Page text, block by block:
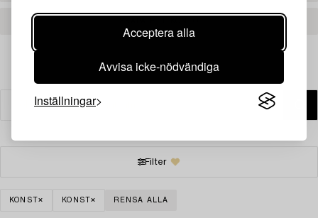
Acceptera alla
Avvisa icke-nödvändiga
Inställningar
Filter
KONST KONST RENSA ALLA